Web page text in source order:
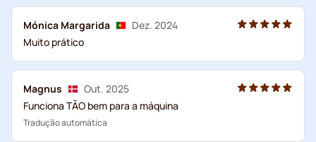
Mónica Margarida
Dez. 2024
Muito prático
Magnus
Out. 2025
Funciona TÃO bem para a máquina
Tradução automática